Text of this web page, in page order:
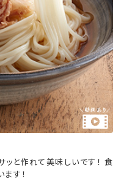
ッと作れて美味しいです！ 食
す！